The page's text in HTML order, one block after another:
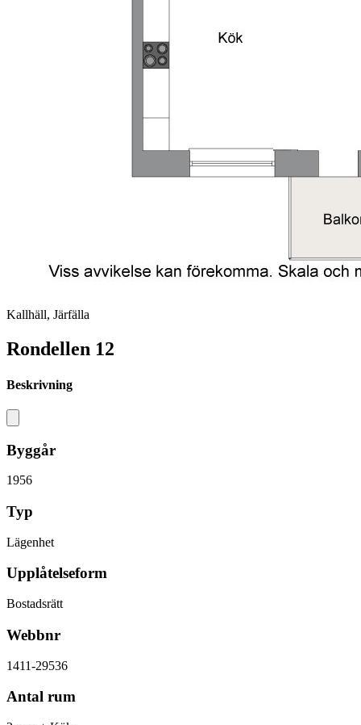
Kallhäll, Järfälla
Rondellen 12
Beskrivning
Byggår
1956
Typ
Lägenhet
Upplåtelseform
Bostadsrätt
Webbnr
1411-29536
Antal rum